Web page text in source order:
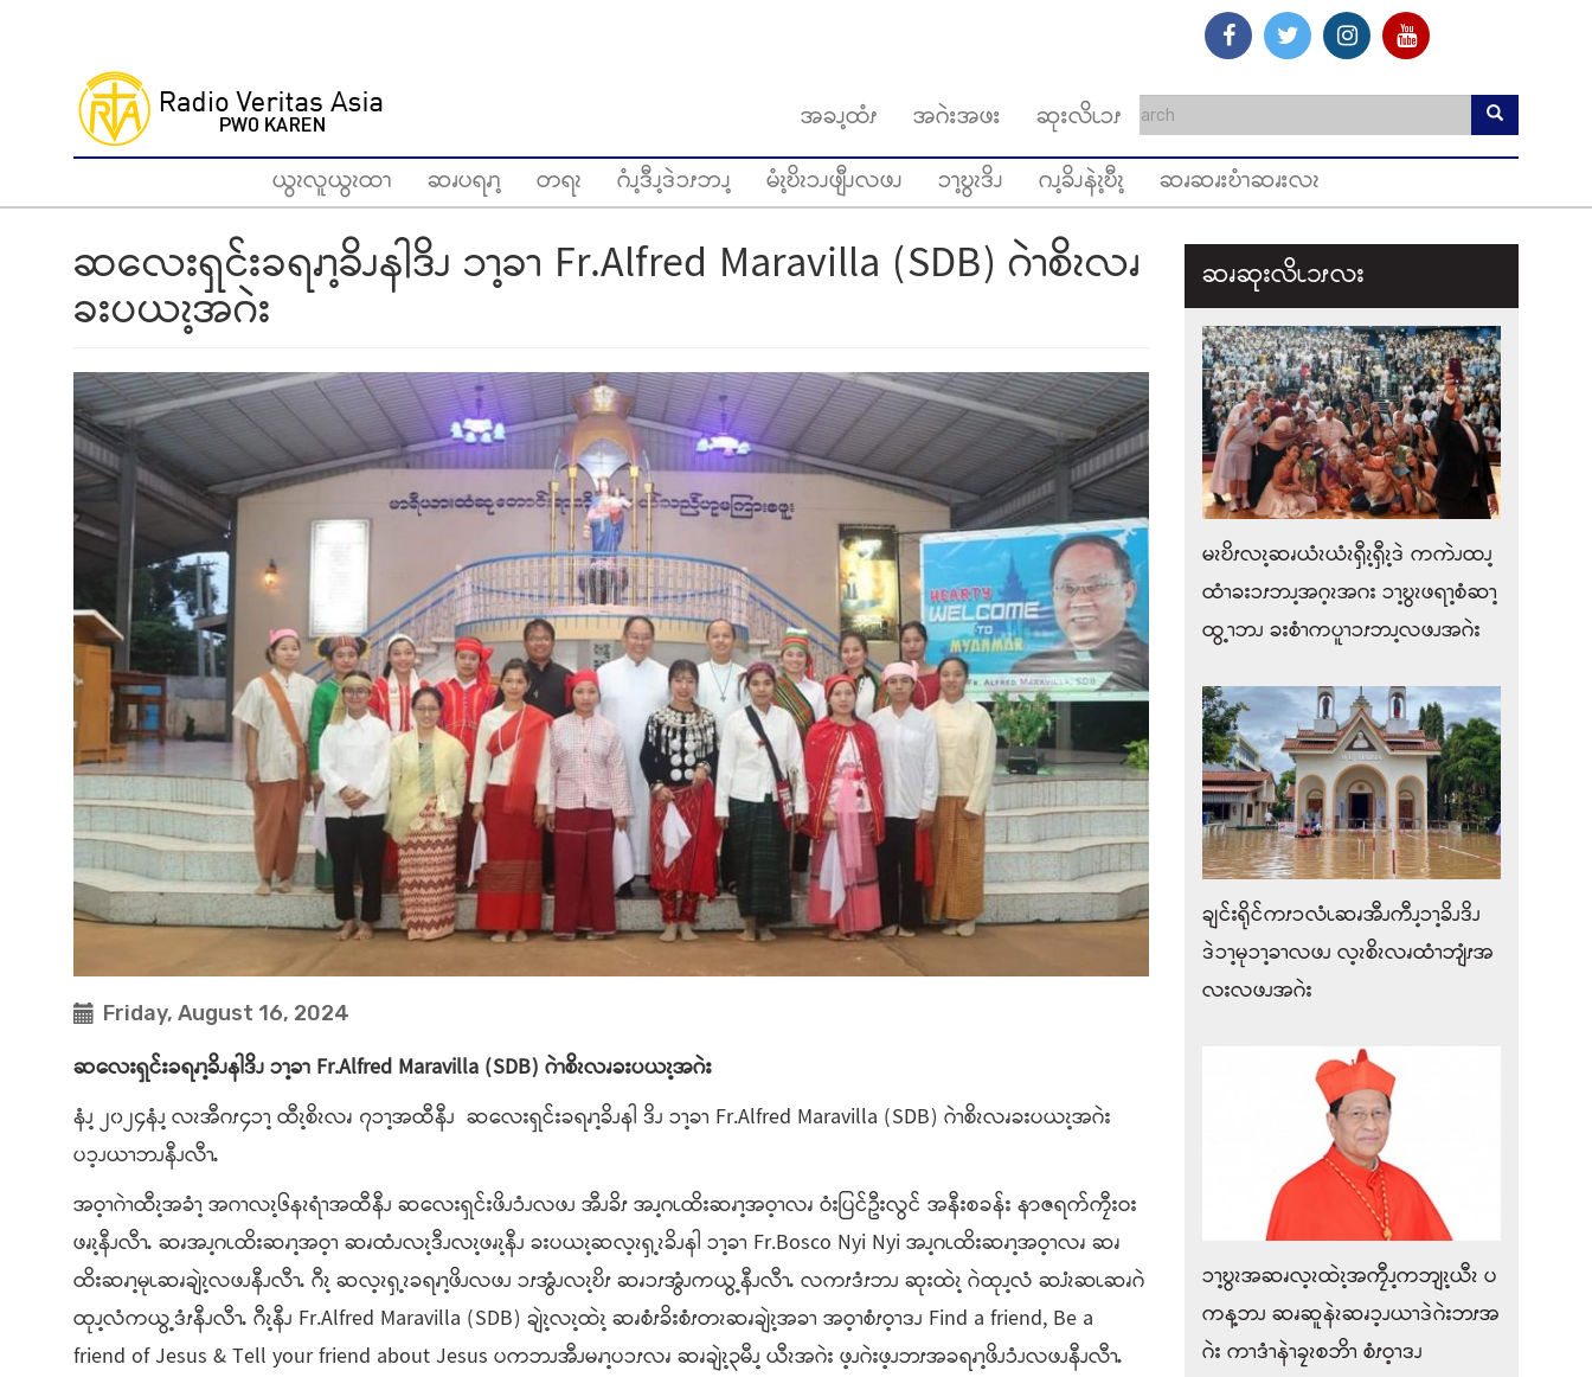
အခၪ့ထံၭ အဂဲးအဖး
ဆုးလိၬၥၭ
ယွၩလူယွၩထၫ
ဆၧပရၧၫ့ တရၩ ဂံၪ့ဒီၪ့ဒဲၥၭဘၪ့ မံၩ့ဎိၩၥၪဖျီၪလဖၪ ၥၫ့ဎွၩဒိၪ ဂၪ့ခိၪနဲၩ့ဎီၩ့ ဆၧဆၧးဎံၫဆၧးလၩ
ဆလေးရှင်းခရၧၫ့ခိၪနါဒိၪ ၥၫ့ခၫ Fr.Alfred Maravilla (SDB) ဂဲၫစိၩလၧ
ခးပယၩ့အဂဲး
Friday, August 16, 2024
ဆလေးရှင်းခရၧၫ့ခိၪနါဒိၪၥၫ့ခၫFr.Alfred Maravilla (SDB)ဂဲၫစိၩလၧခးပယၩ့အဂဲး
နံၪ့ ၂၀၂၄နံၪ့ လၩအီဂၭ၄ၥၫ့ ထီၩ့စိၩလၧ ၇ၥၫ့အထီနီၪ ဆလေးရှင်းခရၧၫ့ခိၪနါ ဒိၪ ၥၫ့ခၫ Fr.Alfred Maravilla (SDB) ဂဲၫစိၩလၧခးပယၩ့အဂဲး
ပၥ့ၪယၫဘၪနီၪလီၫႉ
အဝ့ၫဂဲၫထီၩ့အခံၫ့ အဂၫလၩ့၆နၩရံၫအထီနီၪ ဆလေးရှင်းဖိၪၥံၪလဖၪ အီၪခိၭ အၪ့ဂၬထိးဆၧၫ့အဝ့ၫလၧ ဝံးပြင်ဦးလွင် အနီးစခန်း နာဇရက်ကၠီးဝး
ဖၧၩ့နီၪလီၫႉ ဆၧအၪ့ဂၬထိးဆၧၫ့အဝ့ၫ ဆၧထံၪလၩ့ဒီၪလၩ့ဖၧၩ့နီၪ ခးပယၩ့ဆလ့ၩၡ့ၩခိၪနါ ၥၫ့ခၫ Fr.Bosco Nyi Nyi အၪ့ဂၬထိးဆၧၫ့အဝ့ၫလၧ ဆၧ
ထိးဆၧၫ့မုၬဆၧချဲၩ့လဖၪနီၪလီၫႉ ဂီၩ့ ဆလ့ၩၡ့ၩခရၧၫ့ဖိၪလဖၪ ၥၭအွံၪလၩ့ဎိၭ ဆၧၥၭအွံၪကယွ့နီၪလီၫႉ လကၭဒံၭဘၪ ဆုးထဲၩ့ ဂဲထုၪ့လံ ဆၨၩဆၬဆၧဂဲ
ထုၪ့လံကယွ့ဒံၭနီၪလီၫႉ ဂီၩ့နီၪ Fr.Alfred Maravilla (SDB) ချဲၩ့လၩ့ထဲၩ့ ဆၧစံၭခိးစံၭတၩဆၧချဲၩ့အခၫ အဝ့ၫစံၭဝ့ၫဒၪ Find a friend, Be a
friend of Jesus & Tell your friend about Jesus ပကဘၪအီၪမၧၫ့ပၥၭလၧ ဆၧချဲၩ့၃မီၪ့ ယီၩအဂဲး ဖ့ၪဂဲးဖ့ၪဘၭအခရၧၫ့ဖိၪၥံၪလဖၪနီၪလီၫႉ
ဆၧဆုးလိၬ၁ၭလး
မၩဎိၭလၩ့ဆၧယံၩယံၩၡီၩ့ၡီၩ့ဒဲ ကကဲၪထၪ့
ထံၫခးၥၭဘၪ့အဂ့ၩအဂး ၥၫ့ဎွၩဖရၫ့စံဆၫ့
ထွ့ၫဘၪ ခးစံၫကပူၫၥၭဘၪ့လဖၪအဂဲး
ချင်းရိုင်ကၭၥလံၬဆၧအီၪကီၪ့ၥၫ့ခိၪဒိၪ
ဒဲၥၫ့မုၥၫ့ခၫလဖၪ လ့ၩစိၩလၧထံၫဘျံၭအ
လးလဖၪအဂဲး
ၥၫ့ဎွၩအဆၧလ့ၩထဲၩ့အကၠီၪ့ကဘျၩ့ယီၩ ပ
ကန့ဘၪ ဆၧဆူနဲၩဆၧၥ့ၪယၫဒဲဂဲးဘၭအ
ဂဲး ကၫဒံၫနဲၫခၠၩစဘိၫ စံၭဝ့ၫဒၪ